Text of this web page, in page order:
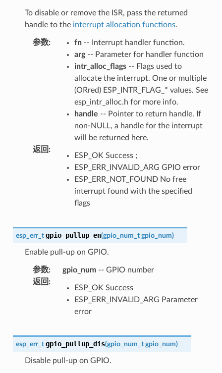
To disable or remove the ISR, pass the returned
handle to the interrupt allocation functions.
参数: fn-- Interrupt handler function.
arg-- Parameter for handler function
intr_alloc_flags-- Flags used to
allocate the interrupt. One or multiple
(ORred) ESP_INTR_FLAG_* values. See
esp_intr_alloc.h for more info.
handle -- Pointer to return handle. If
non-NULL, a handle for the interrupt
will be returned here.
返回 :
ESP_OK Success ;
ESP_ERR_INVALID_ARG GPIO error
ESP_ERR_NOT_FOUND No free
interrupt found with the specified
flags
esp_err_t gpio_pullup_en(gpio_num_t gpio_num)
Enable pull-up on GPIO.
参数: gpio_num-- GPIO number
返回 :
ESP_OK Success
ESP_ERR_INVALID_ARG Parameter
error
esp_err_t gpio_pullup_dis(gpio_num_t gpio_num)
Disable pull-up on GPIO.